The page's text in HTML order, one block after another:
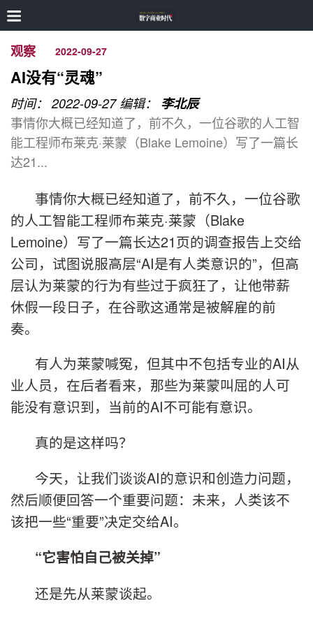
观察 2022-09-27
AI没有“灵魂”
时间： 2022-09-27 编辑： 李北辰
事情你大概已经知道了，前不久，一位谷歌的人工智
能工程师布莱克·莱蒙（Blake Lemoine）写了一篇长
达21...
事情你大概已经知道了，前不久，一位谷歌
的人工智能工程师布莱克·莱蒙（Blake
Lemoine）写了一篇长达21页的调查报告上交给
公司，试图说服高层“AI是有人类意识的”，但高
层认为莱蒙的行为有些过于疯狂了，让他带薪
休假一段日子，在谷歌这通常是被解雇的前
奏。
有人为莱蒙喊冤，但其中不包括专业的AI从
业人员，在后者看来，那些为莱蒙叫屈的人可
能没有意识到，当前的AI不可能有意识。
真的是这样吗？
今天，让我们谈谈AI的意识和创造力问题，
然后顺便回答一个重要问题：未来，人类该不
该把一些“重要”决定交给AI。
“它害怕自己被关掉”
还是先从莱蒙谈起。